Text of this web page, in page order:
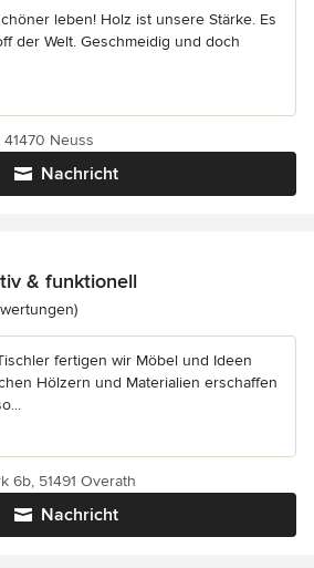
leben! Holz ist unsere Stärke. Es
der Welt. Geschmeidig und doch
Nachricht
Neuss
& funktionell
5 von 5 Sternen
fertigen wir Möbel und Ideen
Hölzern und Materialien erschaffen
Nachricht
6b, 51491 Overath